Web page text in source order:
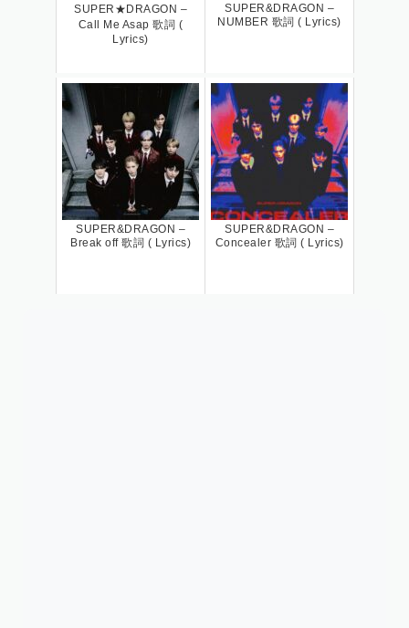
SUPER★DRAGON –
Call Me Asap 歌詞 (
Lyrics)
SUPER&DRAGON –
NUMBER 歌詞 ( Lyrics)
SUPER&DRAGON –
Break off 歌詞 ( Lyrics)
SUPER&DRAGON –
Concealer 歌詞 ( Lyrics)